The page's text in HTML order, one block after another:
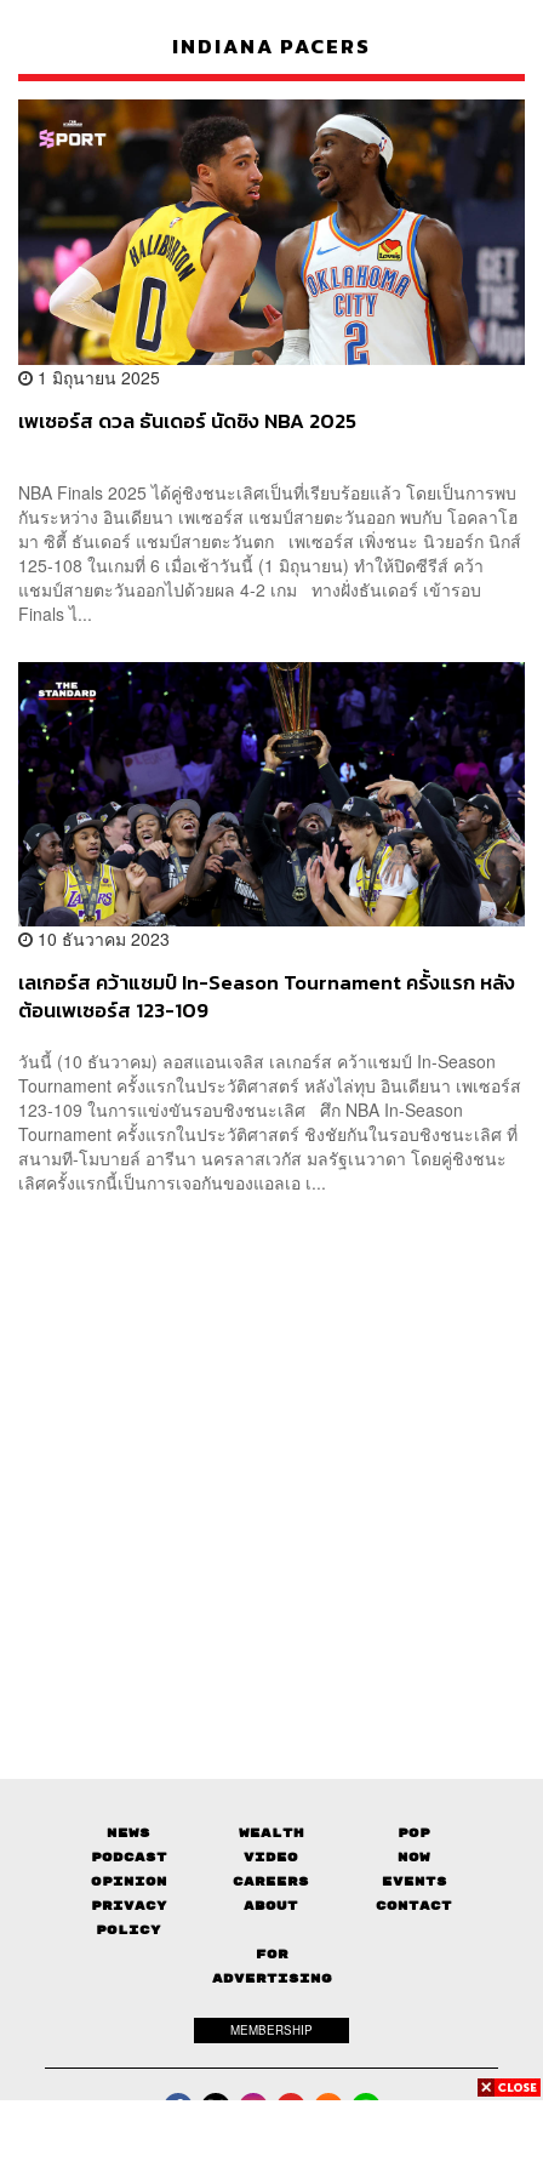
INDIANA PACERS
1 มิถุนายน 2025
เพเซอร์ส ดวล ธันเดอร์ นัดชิง NBA 2025
NBA Finals 2025 ได้คู่ชิงชนะเลิศเป็นที่เรียบร้อยแล้ว โดยเป็นการพบ
กันระหว่าง อินเดียนา เพเซอร์ส แชมป์สายตะวันออก พบกับ โอคลาโฮ
มา ซิตี้ ธันเดอร์ แชมป์สายตะวันตก เพเซอร์ส เพิ่งชนะ นิวยอร์ก นิกส์
125-108 ในเกมที่ 6 เมื่อเช้าวันนี้ (1 มิถุนายน) ทำให้ปิดซีรีส์ คว้า
แชมป์สายตะวันออกไปด้วยผล 4-2 เกม ทางฝั่งธันเดอร์ เข้ารอบ
Finals ไ...
10 ธันวาคม 2023
เลเกอร์ส คว้าแชมป์ In-Season Tournament ครั้งแรก หลัง
ต้อนเพเซอร์ส 123-109
วันนี้ (10 ธันวาคม) ลอสแอนเจลิส เลเกอร์ส คว้าแชมป์ In-Season
Tournament ครั้งแรกในประวัติศาสตร์ หลังไล่ทุบ อินเดียนา เพเซอร์ส
123-109 ในการแข่งขันรอบชิงชนะเลิศ ศึก NBA In-Season
Tournament ครั้งแรกในประวัติศาสตร์ ชิงชัยกันในรอบชิงชนะเลิศ ที่
สนามที-โมบายล์ อารีนา นครลาสเวกัส มลรัฐเนวาดา โดยคู่ชิงชนะ
เลิศครั้งแรกนี้เป็นการเจอกันของแอลเอ เ...
News Wealth
Pop
Podcast
Video
Now
Opinion
Careers
Events
Privacy
Policy
About Contact
FOR
ADVERTISING
MEMBERSHIP